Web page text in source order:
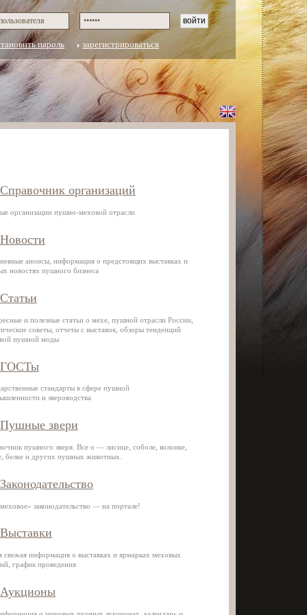
пароль зарегистрироваться
Справочник организаций
организации пушно-меховой отрасли
Новости
анонсы, информация о предстоящих выставках и
новостях пушного бизнеса
Статьи
и полезные статьи о мехе, пушной отрасли России,
советы, отчеты с выставок, обзоры тенденций
пушной моды
ГОСТы
стандарты в сфере пушной
и звероводства
Пушные звери
пушного зверя. Все о — лисице, соболе, колонке,
белке и других пушных животных.
Законодательство
законодательство — на портале!
Выставки
свежая информация о выставках и ярмарках меховых
график проведения
Аукционы